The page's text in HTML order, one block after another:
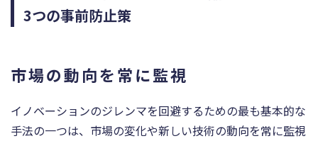
3つの事前防止策
市場の動向を常に監視
イノベーションのジレンマを回避するための最も基本的な
手法の一つは、市場の変化や新しい技術の動向を常に監視